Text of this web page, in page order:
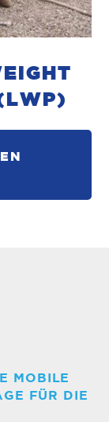
MOBILE
FÜR DIE